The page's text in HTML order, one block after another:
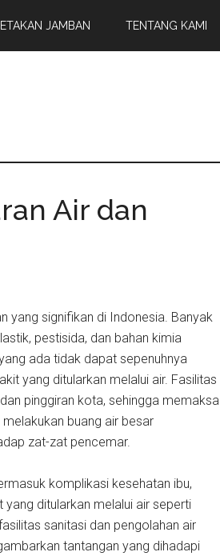
JAMBAN TENTANG KAMI
Air dan
yang signifikan di Indonesia. Banyak
pestisida, dan bahan kimia
ada tidak dapat sepenuhnya
yang ditularkan melalui air. Fasilitas
pinggiran kota, sehingga memaksa
buang air besar
zat-zat pencemar.
komplikasi kesehatan ibu,
ditularkan melalui air seperti
sanitasi dan pengolahan air
tantangan yang dihadapi